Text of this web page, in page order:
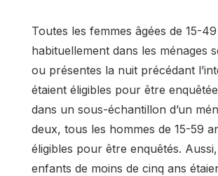
Toutes les femmes âgées de 15-
habituellement dans les ménages
ou présentes la nuit précédant
étaient éligibles pour être
dans un sous-échantillon d’un
deux, tous les hommes de 15-59
éligibles pour être enquêtés.
enfants de moins de cinq ans